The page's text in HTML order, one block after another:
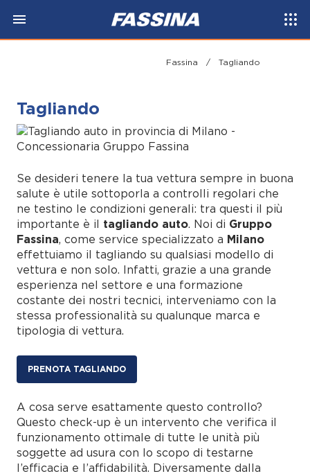
Fassina / Tagliando
Tagliando
Se desideri tenere la tua vettura sempre in buona
salute è utile sottoporla a controlli regolari che
ne testino le condizioni generali: tra questi il più
importante è il tagliando auto. Noi di Gruppo
Fassina, come service specializzato a Milano
effettuiamo il tagliando su qualsiasi modello di
vettura e non solo. Infatti, grazie a una grande
esperienza nel settore e una formazione
costante dei nostri tecnici, interveniamo con la
stessa professionalità su qualunque marca e
tipologia di vettura.
PRENOTA TAGLIANDO
A cosa serve esattamente questo controllo?
Questo check-up è un intervento che verifica il
funzionamento ottimale di tutte le unità più
soggette ad usura con lo scopo di testarne
l’efficacia e l’affidabilità. Diversamente dalla